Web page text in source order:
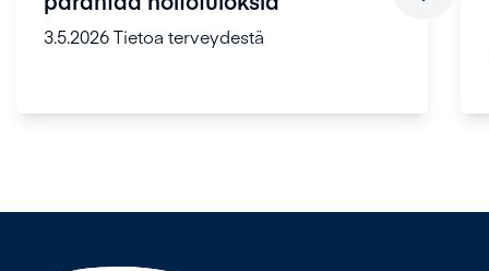
3.5.2026Tietoa terveydestä